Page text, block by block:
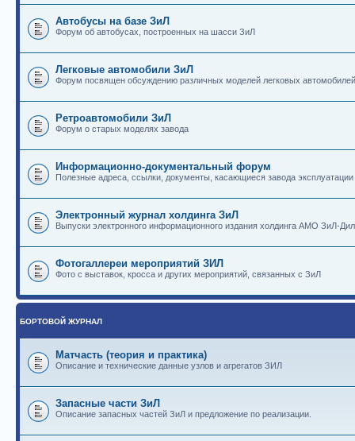
Автобусы на базе ЗиЛ
Форум об автобусах, построенных на шасси ЗиЛ
Легковые автомобили ЗиЛ
Форум посвящен обсуждению различных моделей легковых
Ретроавтомобили ЗиЛ
Форум о старых моделях завода
Информационно-документальный форум
Полезные адреса, ссылки, документы, касающиеся завода эксплуатации
Электронный журнал холдинга ЗиЛ
Выпуски электронного информационного издания холдинга АМО ЗиЛ-
Фотогаллереи мероприятий ЗИЛ
Фото с выставок, кросса и других мероприятий, связанных с ЗиЛ
БОРТОВОЙ ЖУРНАЛ
Матчасть (теория и практика)
Описание и технические данные узлов и агрегатов ЗИЛ
Запасные части ЗиЛ
Описание запасных частей ЗиЛ и предложение по реализации.